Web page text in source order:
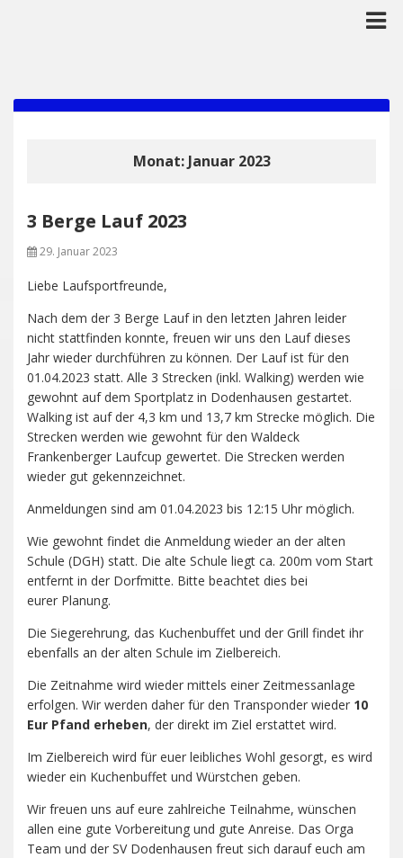
Monat: Januar 2023
3 Berge Lauf 2023
29. Januar 2023
Liebe Laufsportfreunde,
Nach dem der 3 Berge Lauf in den letzten Jahren leider
nicht stattfinden konnte, freuen wir uns den Lauf dieses
Jahr wieder durchführen zu können. Der Lauf ist für den
01.04.2023 statt. Alle 3 Strecken (inkl. Walking) werden wie
gewohnt auf dem Sportplatz in Dodenhausen gestartet.
Walking ist auf der 4,3 km und 13,7 km Strecke möglich. Die
Strecken werden wie gewohnt für den Waldeck
Frankenberger Laufcup gewertet. Die Strecken werden
wieder gut gekennzeichnet.
Anmeldungen sind am 01.04.2023 bis 12:15 Uhr möglich.
Wie gewohnt findet die Anmeldung wieder an der alten
Schule (DGH) statt. Die alte Schule liegt ca. 200m vom Start
entfernt in der Dorfmitte. Bitte beachtet dies bei
eurer Planung.
Die Siegerehrung, das Kuchenbuffet und der Grill findet ihr
ebenfalls an der alten Schule im Zielbereich.
Die Zeitnahme wird wieder mittels einer Zeitmessanlage
erfolgen. Wir werden daher für den Transponder wieder 10
Eur Pfand erheben, der direkt im Ziel erstattet wird.
Im Zielbereich wird für euer leibliches Wohl gesorgt, es wird
wieder ein Kuchenbuffet und Würstchen geben.
Wir freuen uns auf eure zahlreiche Teilnahme, wünschen
allen eine gute Vorbereitung und gute Anreise. Das Orga
Team und der SV Dodenhausen freut sich darauf euch am